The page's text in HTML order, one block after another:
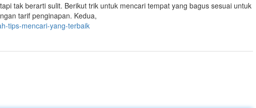
tak berarti sulit. Berikut trik untuk mencari tempat yang bagus sesuai untuk
tarif penginapan. Kedua,
tips-mencari-yang-terbaik